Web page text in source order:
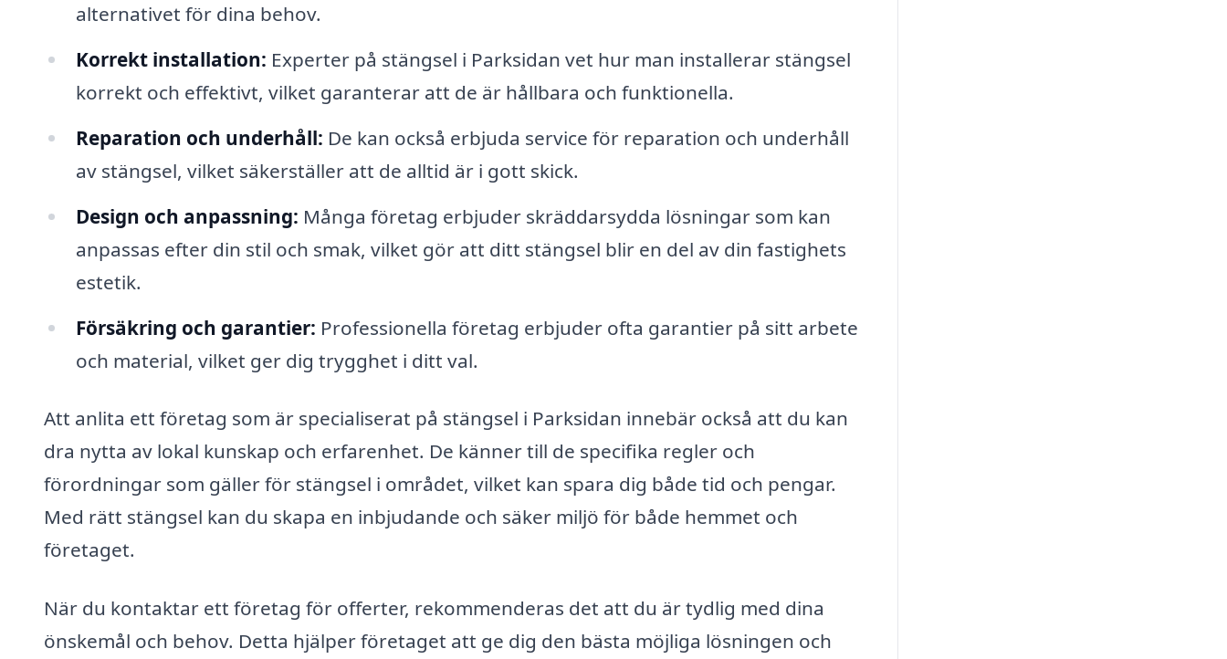
alternativet för dina behov.
Korrekt installation: Experter på stängsel i Parksidan vet hur man installerar stängsel
korrekt och effektivt, vilket garanterar att de är hållbara och funktionella.
Reparation och underhåll: De kan också erbjuda service för reparation och underhåll
av stängsel, vilket säkerställer att de alltid är i gott skick.
Design och anpassning: Många företag erbjuder skräddarsydda lösningar som kan
anpassas efter din stil och smak, vilket gör att ditt stängsel blir en del av din fastighets
estetik.
Försäkring och garantier: Professionella företag erbjuder ofta garantier på sitt arbete
och material, vilket ger dig trygghet i ditt val.
Att anlita ett företag som är specialiserat på stängsel i Parksidan innebär också att du kan
dra nytta av lokal kunskap och erfarenhet. De känner till de specifika regler och
förordningar som gäller för stängsel i området, vilket kan spara dig både tid och pengar.
Med rätt stängsel kan du skapa en inbjudande och säker miljö för både hemmet och
företaget.
När du kontaktar ett företag för offerter, rekommenderas det att du är tydlig med dina
önskemål och behov. Detta hjälper företaget att ge dig den bästa möjliga lösningen och